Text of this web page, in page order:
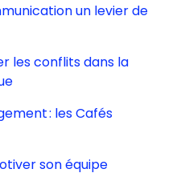
un levier de
les conflits dans la
: les Cafés
son équipe